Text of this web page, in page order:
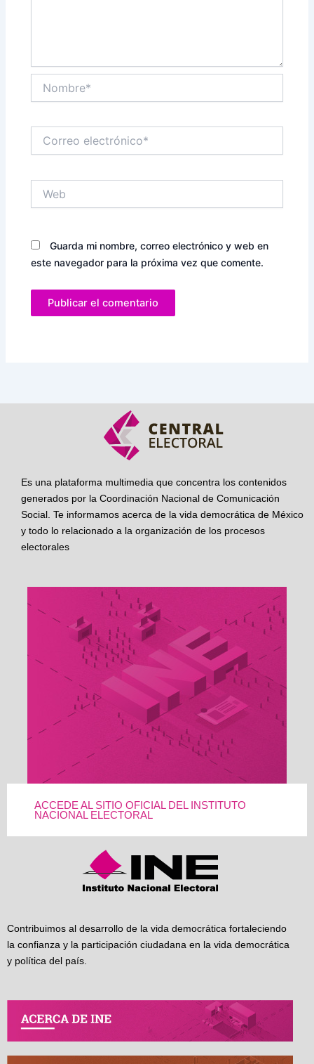
electrónico*
Guarda mi nombre, correo electrónico y web en
este navegador para la próxima vez que comente.
Es una plataforma multimedia que concentra los contenidos
generados por la Coordinación Nacional de Comunicación
Social. Te informamos acerca de la vida democrática de México
y todo lo relacionado a la organización de los procesos
electorales
ACCEDE AL SITIO OFICIAL DEL INSTITUTO
NACIONAL ELECTORAL
Contribuimos al desarrollo de la vida democrática fortaleciendo
la confianza y la participación ciudadana en la vida democrática
y política del país.